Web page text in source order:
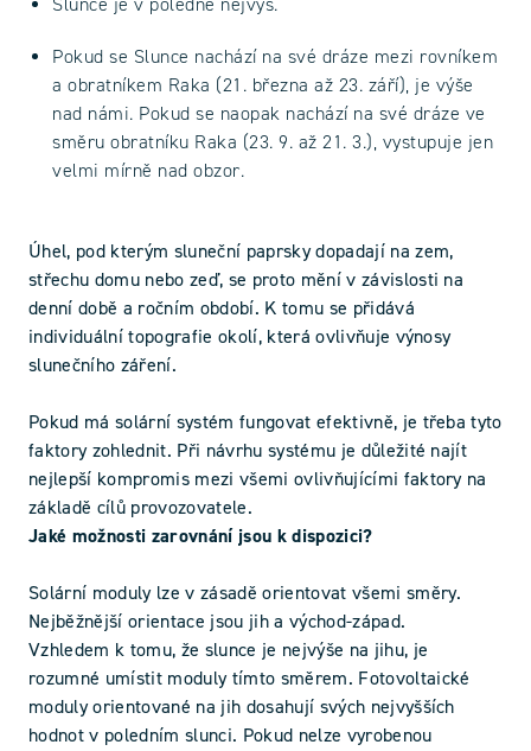
Slunce je v poledne nejvýš.
Pokud se Slunce nachází na své dráze mezi rovníkem
a obratníkem Raka (21. března až 23. září), je výše
nad námi. Pokud se naopak nachází na své dráze ve
směru obratníku Raka (23. 9. až 21. 3.), vystupuje jen
velmi mírně nad obzor.
Úhel, pod kterým sluneční paprsky dopadají na zem,
střechu domu nebo zeď, se proto mění v závislosti na
denní době a ročním období. K tomu se přidává
individuální topografie okolí, která ovlivňuje výnosy
slunečního záření.
Pokud má solární systém fungovat efektivně, je třeba tyto
faktory zohlednit. Při návrhu systému je důležité najít
nejlepší kompromis mezi všemi ovlivňujícími faktory na
základě cílů provozovatele.
Jaké možnosti zarovnání jsou k dispozici?
Solární moduly lze v zásadě orientovat všemi směry.
Nejběžnější orientace jsou jih a východ-západ.
Vzhledem k tomu, že slunce je nejvýše na jihu, je
rozumné umístit moduly tímto směrem. Fotovoltaické
moduly orientované na jih dosahují svých nejvyšších
hodnot v poledním slunci. Pokud nelze vyrobenou